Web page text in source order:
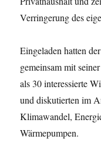
Verringerung des
Eingeladen hatten
gemeinsam mit
als 30 interessierte
und diskutierten im
Klimawandel,
Wärmepumpen.